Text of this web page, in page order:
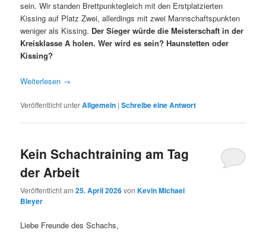
sein. Wir standen Brettpunktegleich mit den Erstplatzierten
Kissing auf Platz Zwei, allerdings mit zwei Mannschaftspunkten
weniger als Kissing. Der Sieger würde die Meisterschaft in der
Kreisklasse A holen. Wer wird es sein? Haunstetten oder
Kissing?
Weiterlesen →
Veröffentlicht unterAllgemein |Schreibe eine Antwort
Kein Schachtraining am Tag
der Arbeit
Veröffentlicht am25. April 2026vonKevin Michael
Bleyer
Liebe Freunde des Schachs,